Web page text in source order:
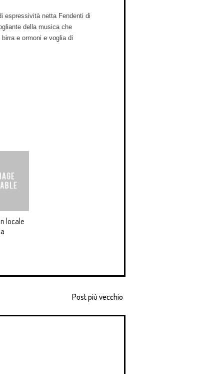
espressività netta Fendenti di
della musica che
e ormoni e voglia di
locale
Post più vecchio